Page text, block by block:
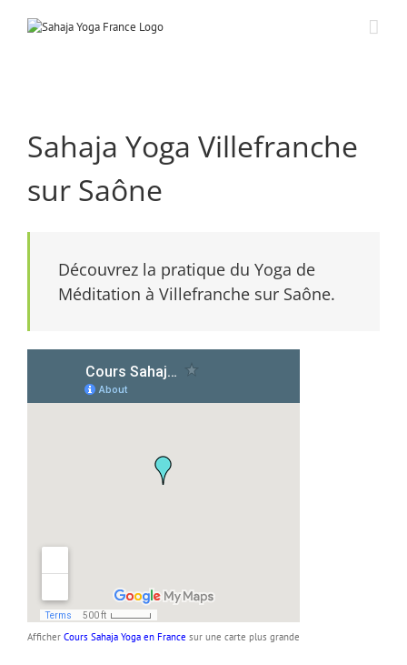
Sahaja Yoga Villefranche
sur Saône
Découvrez la pratique du Yoga de
Méditation à Villefranche sur Saône.
Afficher Cours Sahaja Yoga en France sur une carte plus grande